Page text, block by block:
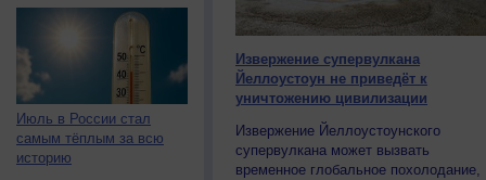
Июль в России стал
самым тёплым за всю
историю
Извержение супервулкана
Йеллоустоун не приведёт к
уничтожению цивилизации
Извержение Йеллоустоунского
супервулкана может вызвать
временное глобальное похолодание,